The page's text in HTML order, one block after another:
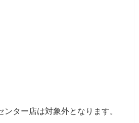
ター店は対象外となります。